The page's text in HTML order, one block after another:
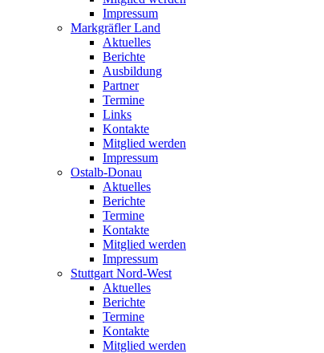
Impressum
Markgräfler Land
Aktuelles
Berichte
Ausbildung
Partner
Termine
Links
Kontakte
Mitglied werden
Impressum
Ostalb-Donau
Aktuelles
Berichte
Termine
Kontakte
Mitglied werden
Impressum
Stuttgart Nord-West
Aktuelles
Berichte
Termine
Kontakte
Mitglied werden